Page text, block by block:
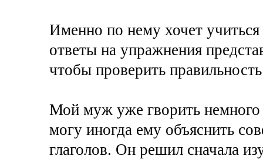
Именно по нему хочет
ответы на упражнения
чтобы проверить
Мой муж уже гворить
могу иногда ему объяснить
глаголов. Он решил сначала